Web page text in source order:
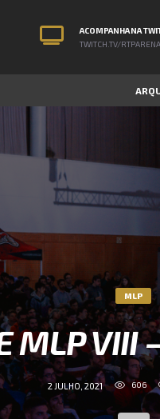
ACOMPANHA NA
TWITCH.TV/
MLP
MLP VIII
2 JULHO, 2021 606